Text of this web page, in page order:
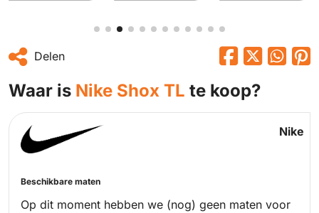
Delen
Waar is Nike Shox TL te koop?
Nike
Beschikbare maten
Op dit moment hebben we (nog) geen maten voor